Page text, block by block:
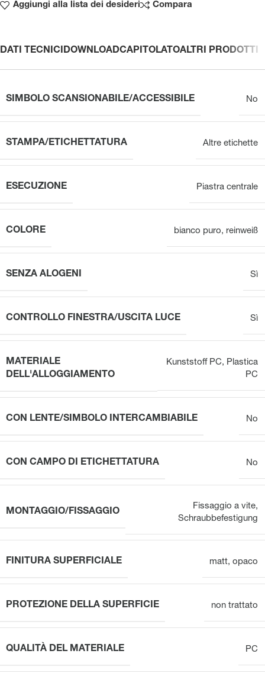
Aggiungi alla lista dei desideri
Compara
DATI TECNICIDOWNLOADCAPITOLATOALTRI PRODOTTI
SIMBOLO SCANSIONABILE/ACCESSIBILE No
STAMPA/ETICHETTATURA Altre etichette
ESECUZIONE Piastra centrale
COLORE bianco puro, reinweiß
SENZA ALOGENI Sì
CONTROLLO FINESTRA/USCITA LUCE Sì
MATERIALE
DELL'ALLOGGIAMENTO
Kunststoff PC, Plastica
PC
CON LENTE/SIMBOLO INTERCAMBIABILE No
CON CAMPO DI ETICHETTATURA No
MONTAGGIO/FISSAGGIO
Fissaggio a vite,
Schraubbefestigung
FINITURA SUPERFICIALE matt, opaco
PROTEZIONE DELLA SUPERFICIE non trattato
QUALITÀ DEL MATERIALE PC